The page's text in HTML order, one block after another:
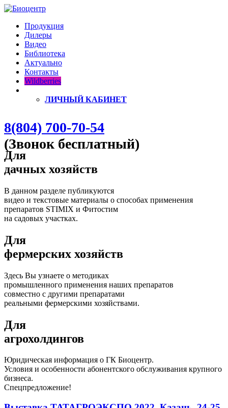
Продукция
Дилеры
Видео
Библиотека
Актуально
Контакты
Wildberries
ЛИЧНЫЙ КАБИНЕТ
8(804) 700-70-54
(Звонок бесплатный)
Для
дачных хозяйств
В данном разделе публикуются
видео и текстовые материалы о способах применения
препаратов STIMIX и Фитостим
на садовых участках.
Для
фермерских хозяйств
Здесь Вы узнаете о методиках
промышленного применения наших препаратов
совместно с другими препаратами
реальными фермерскими хозяйствами.
Для
агрохолдингов
Юридическая информация о ГК Биоцентр.
Условия и особенности абонентского обслуживания крупного
бизнеса.
Спецпредложение!